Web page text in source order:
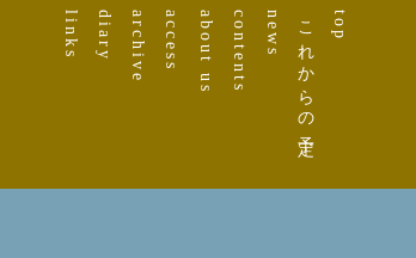
top
これからの予定
news
contents
about us
access
archive
diary
links